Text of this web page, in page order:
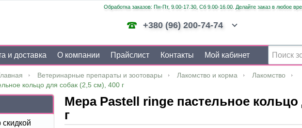
Обработка заказов: Пн-Пт, 9.00-17.30, Сб 9.00-16.00. Делайте заказ в любое
+380 (96) 200-74-74
и доставка О компании Прайслист Контакты Мой кабинет
Ветеринарные препараты и зоотовары Лакомство и корма
Лакомство
кольцо для собак (2,5 см), 400 г
Мера Pastell ringe пастельное кольцо
г